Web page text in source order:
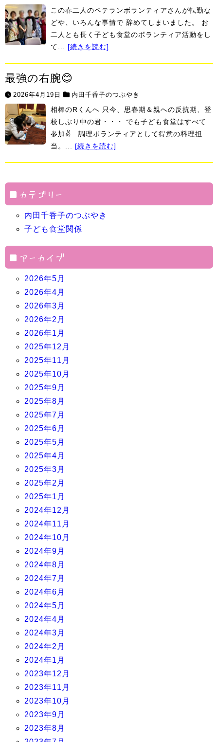
この春二人のベテランボランティアさんが転勤な
どや、いろんな事情で 辞めてしまいました。 お
二人とも長く子ども食堂のボランティア活動をし
て... [続きを読む]
最強の右腕😊
2026年4月19日 内田千香子のつぶやき
相棒のRくんへ 只今、思春期＆親への反抗期、登
校しぶり中の君・・・ でも子ども食堂はすべて
参加✌ 調理ボランティアとして得意の料理担
当。... [続きを読む]
カテゴリー
内田千香子のつぶやき
子ども食堂関係
アーカイブ
2026年5月
2026年4月
2026年3月
2026年2月
2026年1月
2025年12月
2025年11月
2025年10月
2025年9月
2025年8月
2025年7月
2025年6月
2025年5月
2025年4月
2025年3月
2025年2月
2025年1月
2024年12月
2024年11月
2024年10月
2024年9月
2024年8月
2024年7月
2024年6月
2024年5月
2024年4月
2024年3月
2024年2月
2024年1月
2023年12月
2023年11月
2023年10月
2023年9月
2023年8月